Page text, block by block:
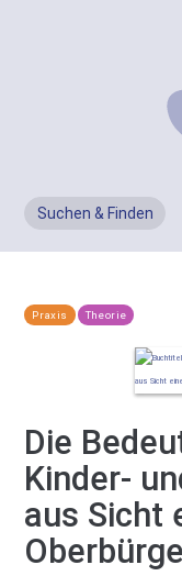
Suchen & Finden
Praxis Theorie
Die
Kinder-
aus Sicht